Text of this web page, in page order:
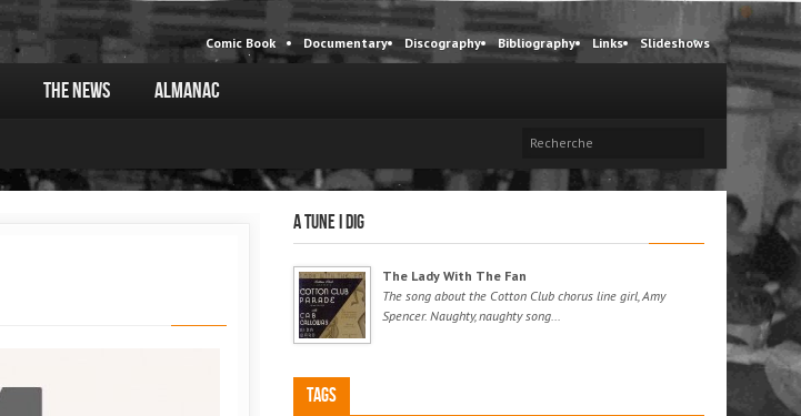
Comic Book Documentary Discography Bibliography Links Slideshows
The News Almanac
A tune I dig
The Lady With The Fan
The song about the Cotton Club chorus line girl, Amy
Spencer. Naughty, naughty song...
Tags